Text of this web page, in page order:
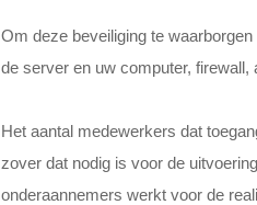
Om deze beveiliging te
de server en uw computer,
Het aantal medewerkers dat
zover dat nodig is voor de
onderaannemers werkt voor de